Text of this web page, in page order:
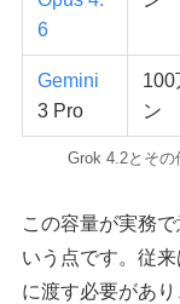
6
Gemini
3 Pro
100
ン
Grok 4.2とそ
この容量が実務
いう点です。従
に渡す必要があ